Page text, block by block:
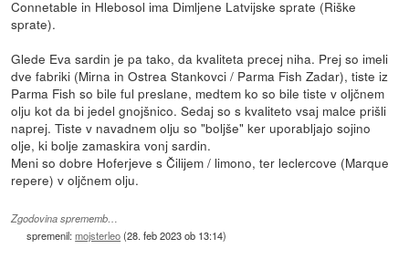
Connetable in Hlebosol ima Dimljene Latvijske sprate (Riške
sprate).
Glede Eva sardin je pa tako, da kvaliteta precej niha. Prej so imeli
dve fabriki (Mirna in Ostrea Stankovci / Parma Fish Zadar), tiste iz
Parma Fish so bile ful preslane, medtem ko so bile tiste v oljčnem
olju kot da bi jedel gnojšnico. Sedaj so s kvaliteto vsaj malce prišli
naprej. Tiste v navadnem olju so "boljše" ker uporabljajo sojino
olje, ki bolje zamaskira vonj sardin.
Meni so dobre Hoferjeve s Čilijem / limono, ter leclercove (Marque
repere) v oljčnem olju.
Zgodovina sprememb…
spremenil:mojsterleo(28. feb 2023 ob 13:14)